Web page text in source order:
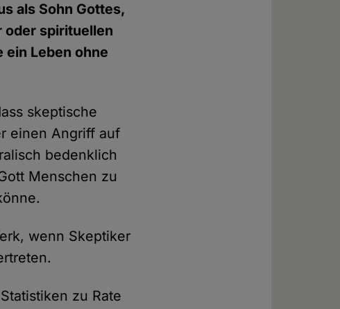
als Sohn Gottes,
oder spirituellen
Leben ohne
skeptische
einen Angriff auf
bedenklich
Menschen zu
wenn Skeptiker
zu Rate